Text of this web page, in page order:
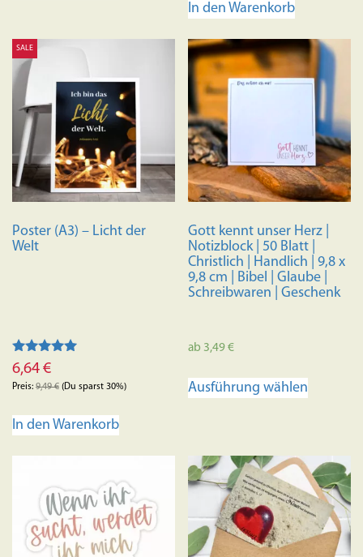
In den Warenkorb
SALE
Poster (A3) – Licht der
Welt
Bewertet mit
5.00
von 5
6,64 €
Preis: 9,49€ (Du sparst 30%)
In den Warenkorb
Gott kennt unser Herz |
Notizblock | 50 Blatt |
Christlich | Handlich | 9,8 x
9,8 cm | Bibel | Glaube |
Schreibwaren | Geschenk
ab 3,49€
Ausführung wählen
auf.
Die
können